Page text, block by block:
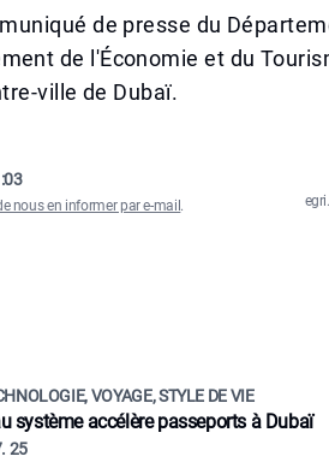
de presse du
de l'Économie et du
ville de Dubaï.
nous en informer par e-mail .
VOYAGE, STYLE DE VIE
système accélère passeports à Dubaï
25